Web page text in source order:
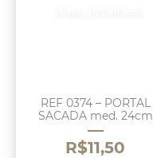
REF 0374 – PORTAL
SACADA med. 24cm
R$11,50